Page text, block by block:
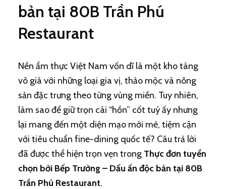
bản tại 80B Trần Phú
Restaurant
Nền ẩm thực Việt Nam vốn dĩ là một kho tàng
vô giá với những loại gia vị, thảo mộc và nông
sản đặc trưng theo từng vùng miền. Tuy nhiên,
làm sao để giữ trọn cái “hồn” cốt tuý ấy nhưng
lại mang đến một diện mạo mới mẻ, tiệm cận
với tiêu chuẩn fine-dining quốc tế? Câu trả lời
đã được thể hiện trọn vẹn trong Thực đơn tuyển
chọn bởi Bếp Trưởng – Dấu ấn độc bản tại 80B
Trần Phú Restaurant.